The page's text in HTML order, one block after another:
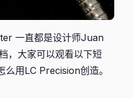
一直都是设计师Juan
，大家可以观看以下短
用LC Precision创造。